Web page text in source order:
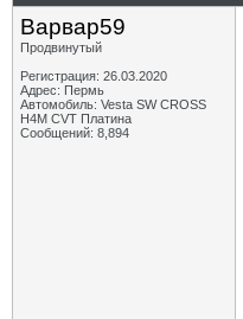
Варвар59
Продвинутый
Регистрация: 26.03.2020
Адрес: Пермь
Автомобиль: Vesta SW CROSS
H4M CVT Платина
Сообщений: 8,894